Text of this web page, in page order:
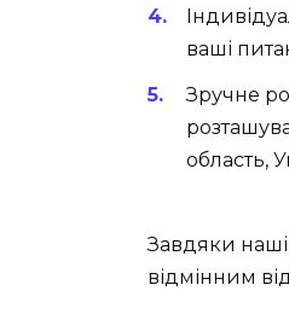
ваші
Зручне
область,
Завдяки
відмінним